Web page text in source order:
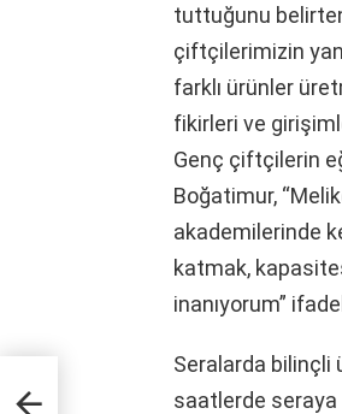
tuttuğunu
çiftçilerimizin
farklı ürünler
fikirleri ve
Genç çiftçilerin
Boğatimur,
akademilerinde
katmak,
inanıyorum”
Seralarda bilinçli
saatlerde seraya